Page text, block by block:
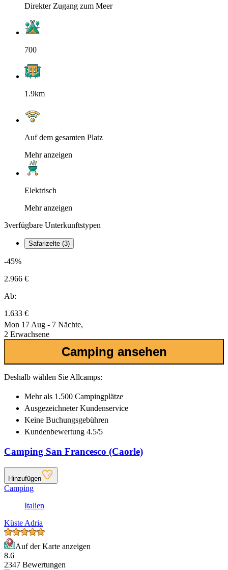
Direkter Zugang zum Meer
700
1.9km
Auf dem gesamten Platz
Mehr anzeigen
Elektrisch
Mehr anzeigen
3verfügbare Unterkunftstypen
Safarizelte (3)
-45%
2.966 €
Ab:
1.633 €
Mon 17 Aug - 7 Nächte,
2 Erwachsene
Camping ansehen
Deshalb wählen Sie Allcamps:
Mehr als 1.500 Campingplätze
AusgezeichneterKundenservice
Keine Buchungsgebühren
Kundenbewertung 4.5/5
Camping San Francesco (Caorle)
Hinzufügen
Camping
Italien
Küste Adria
Auf der Karte anzeigen
8.6
2347 Bewertungen